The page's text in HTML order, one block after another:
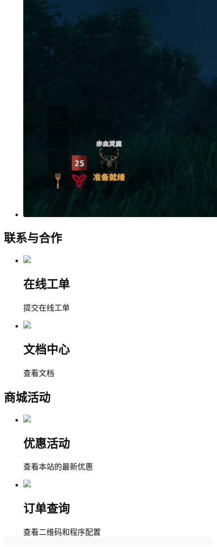
联系与合作
在线工单
提交在线工单
文档中心
查看文档
商城活动
优惠活动
查看本站的最新优惠
订单查询
查看二维码和程序配置